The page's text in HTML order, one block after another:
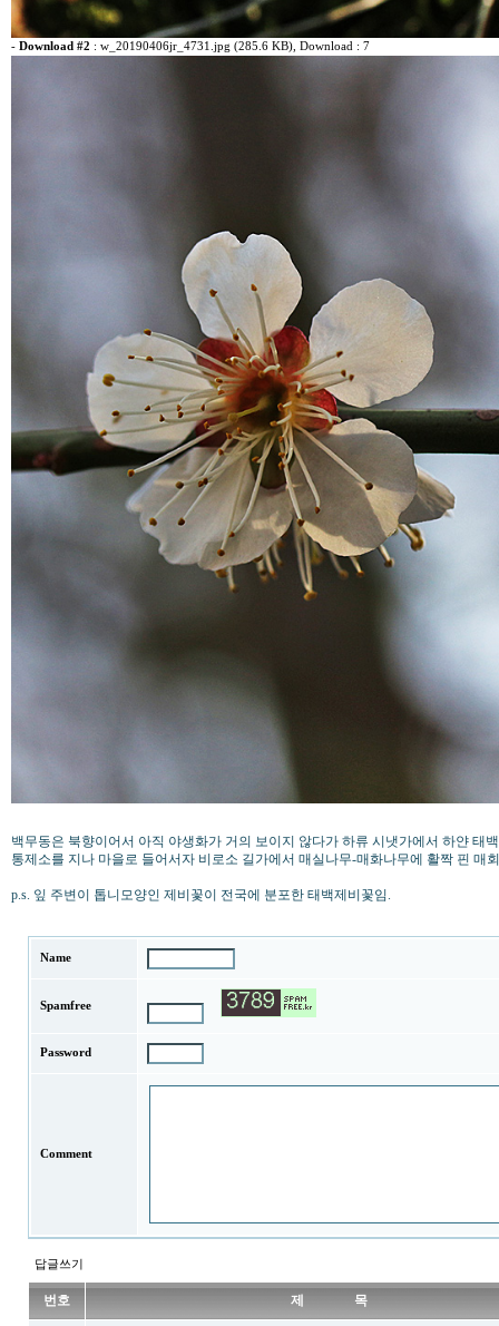
- Download #2 : w_20190406jr_4731.jpg (285.6 KB) , Download : 7
백무동은 북향이어서 아직 야생화가 거의 보이지 않다가 하류 시냇가에서 하얀 태
통제소를 지나 마을로 들어서자 비로소 길가에서 매실나무-매화나무에 활짝 핀 매
p.s. 잎 주변이 톱니모양인 제비꽃이 전국에 분포한 태백제비꽃임.
Name
Spamfree
Password
Comment
답글쓰기
번호 제 목